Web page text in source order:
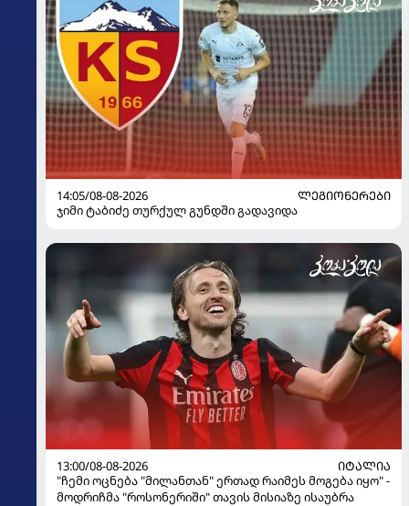
14:05/08-08-2026
ᲚᲔᲒᲘᲝᲜᲔᲠᲔᲑᲘ
ჯიმი ტაბიძე თურქულ გუნდში გადავიდა
13:00/08-08-2026
ᲘᲢᲐᲚᲘᲐ
"ჩემი ოცნება "მილანთან" ერთად რაიმეს მოგება იყო" -
მოდრიჩმა "როსონერიში" თავის მისიაზე ისაუბრა